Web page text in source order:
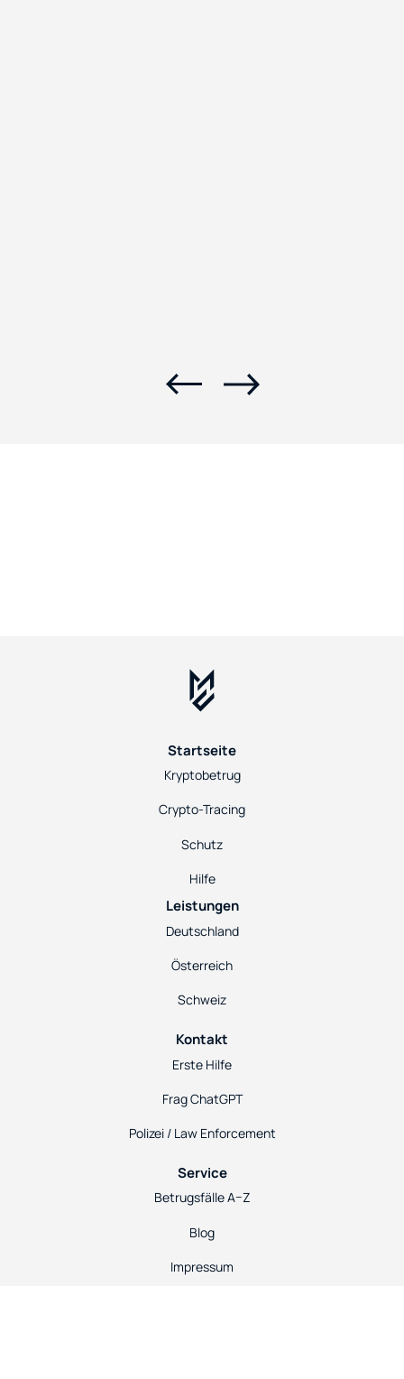
Startseite
Kryptobetrug
Crypto-Tracing
Schutz
Hilfe
Leistungen
Deutschland
Österreich
Schweiz
Kontakt
Erste Hilfe
Frag ChatGPT
Polizei / Law Enforcement
Service
Betrugsfälle A–Z
Blog
Impressum